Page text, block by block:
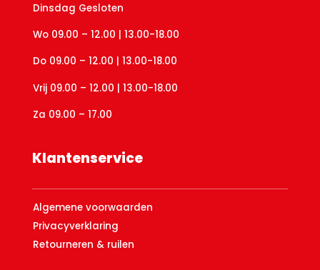
Dinsdag Gesloten
Wo 09.00 – 12.00 | 13.00-18.00
Do 09.00 – 12.00 | 13.00-18.00
Vrij 09.00 – 12.00 | 13.00-18.00
Za 09.00 – 17.00
Klantenservice
Algemene voorwaarden
Privacyverklaring
Retourneren & ruilen